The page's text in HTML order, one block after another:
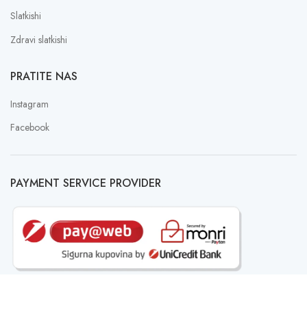
Slatkishi
Zdravi slatkishi
PRATITE NAS
Instagram
Facebook
PAYMENT SERVICE PROVIDER